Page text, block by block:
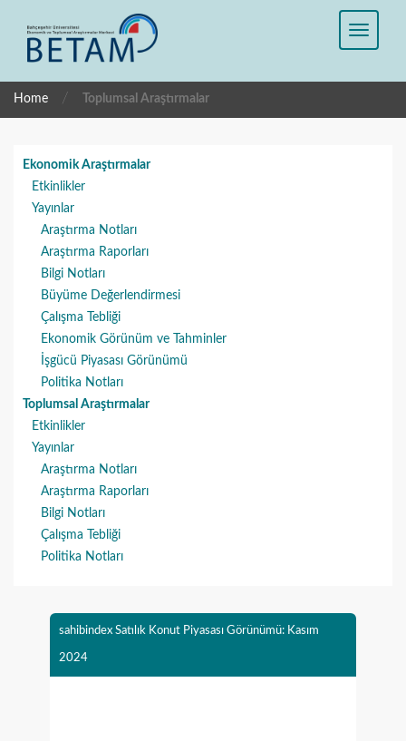
Home / Toplumsal Araştırmalar
Ekonomik Araştırmalar
Etkinlikler
Yayınlar
Araştırma Notları
Araştırma Raporları
Bilgi Notları
Büyüme Değerlendirmesi
Çalışma Tebliği
Ekonomik Görünüm ve Tahminler
İşgücü Piyasası Görünümü
Politika Notları
Toplumsal Araştırmalar
Etkinlikler
Yayınlar
Araştırma Notları
Araştırma Raporları
Bilgi Notları
Çalışma Tebliği
Politika Notları
sahibindex Satılık Konut Piyasası Görünümü: Kasım
2024